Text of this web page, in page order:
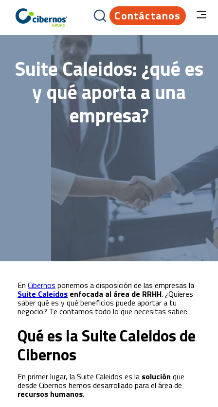
Contáctanos
Suite Caleidos: ¿qué es
y qué aporta a una
empresa?
En Cibernos ponemos a disposición de las empresas la
Suite Caleidos enfocada al área de RRHH. ¿Quieres
saber qué es y qué beneficios puede aportar a tu
negocio? Te contamos todo lo que necesitas saber:
Qué es la Suite Caleidos de
Cibernos
En primer lugar, la Suite Caleidos es la solución que
desde Cibernos hemos desarrollado para el área de
recursos humanos.